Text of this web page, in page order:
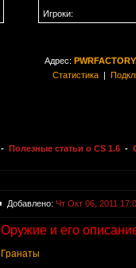
Игроки:
Адрес:
Статистика|
- Полезные статьи о CS 1.6 -
Добавлено: Чт Окт 06, 2011
Оружие и его
Гранаты